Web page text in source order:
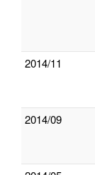
2014/11
2014/09